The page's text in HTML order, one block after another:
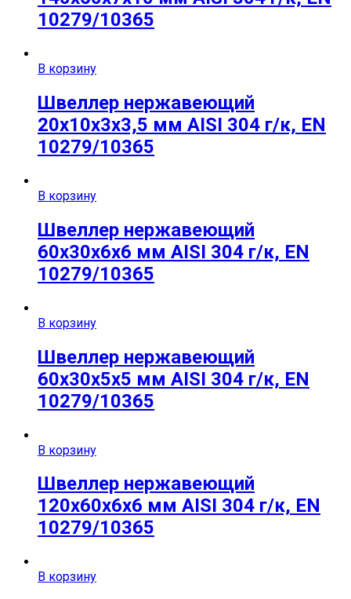
10279/10365
В корзину
Швеллер нержавеющий
20х10х3х3,5 мм AISI 304 г/к, EN
10279/10365
В корзину
Швеллер нержавеющий
60х30х6х6 мм AISI 304 г/к, EN
10279/10365
В корзину
Швеллер нержавеющий
60х30х5х5 мм AISI 304 г/к, EN
10279/10365
В корзину
Швеллер нержавеющий
120х60х6х6 мм AISI 304 г/к, EN
10279/10365
В корзину